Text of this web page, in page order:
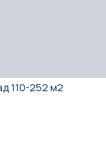
110-252 м2